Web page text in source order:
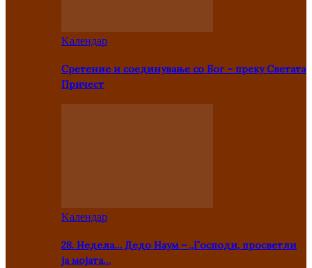
Kалендар
Сретение и соединување со Бог – преку Светата
Причест
Kалендар
28. Недела… Дедо Наум – „Господи, просветли
ја мојата…